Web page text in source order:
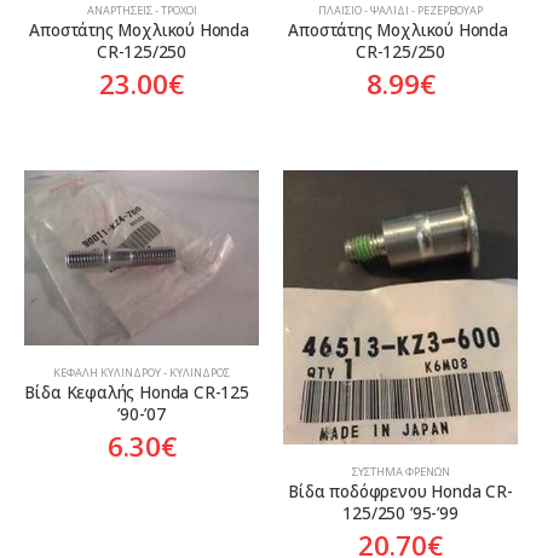
ΑΝΑΡΤΉΣΕΙΣ - ΤΡΟΧΟΊ
Αποστάτης Μοχλικού Honda
CR-125/250
23.00€
ΠΛΑΊΣΙΟ - ΨΑΛΊΔΙ - ΡΕΖΕΡΒΟΥΆΡ
Αποστάτης Μοχλικού Honda
CR-125/250
8.99€
ΚΕΦΑΛΉ ΚΥΛΊΝΔΡΟΥ - ΚΎΛΙΝΔΡΟΣ
Βίδα Κεφαλής Honda CR-125
’90-’07
6.30€
ΣΎΣΤΗΜΑ ΦΡΈΝΩΝ
Βίδα ποδόφρενου Honda CR-
125/250 ’95-’99
20.70€